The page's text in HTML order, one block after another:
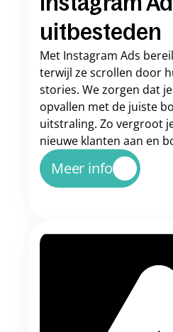
uitbesteden
Met Instagram Ads
terwijl ze scrollen door
stories. We zorgen dat
opvallen met de juiste
uitstraling. Zo vergroot
nieuwe klanten aan en
Meer info